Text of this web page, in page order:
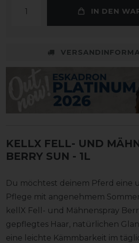
IN DEN
KELLX FELL- UND
BERRY SUN - 1L
Du möchtest deinem Pferd eine
Pflege mit angenehmem
kellX Fell- und Mähnenspray
gepflegtes Haar, natürlichen
eine leichte Kämmbarkeit im